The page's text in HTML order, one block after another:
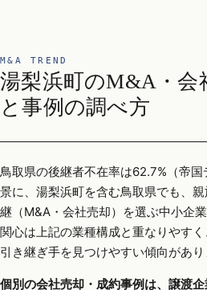
M&A TREND
湯梨浜町のM&A・会
と事例の調べ方
鳥取県の後継者不在率は62.7%（帝
景に、湯梨浜町を含む鳥取県でも、
継（M&A・会社売却）を選ぶ中小企
関心は上記の業種構成と重なりやす
引き継ぎ手を見つけやすい傾向があり
個別の会社売却・成約事例は、譲渡